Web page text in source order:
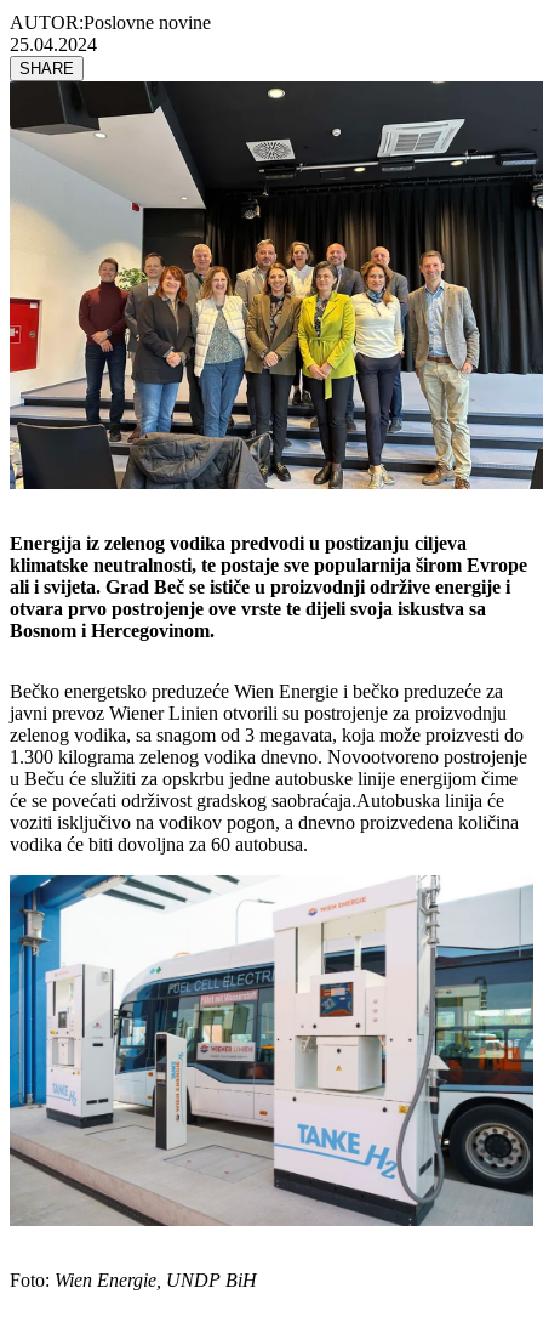
AUTOR:Poslovne novine
25.04.2024
SHARE
Energija iz zelenog vodika predvodi u postizanju ciljeva
klimatske neutralnosti, te postaje sve popularnija širom Evrope
ali i svijeta. Grad Beč se ističe u proizvodnji održive energije i
otvara prvo postrojenje ove vrste te dijeli svoja iskustva sa
Bosnom i Hercegovinom.
Bečko energetsko preduzeće Wien Energie i bečko preduzeće za
javni prevoz Wiener Linien otvorili su postrojenje za proizvodnju
zelenog vodika, sa snagom od 3 megavata, koja može proizvesti do
1.300 kilograma zelenog vodika dnevno. Novootvoreno postrojenje
u Beču će služiti za opskrbu jedne autobuske linije energijom čime
će se povećati održivost gradskog saobraćaja.Autobuska linija će
voziti isključivo na vodikov pogon, a dnevno proizvedena količina
vodika će biti dovoljna za 60 autobusa.
Foto: Wien Energie, UNDP BiH